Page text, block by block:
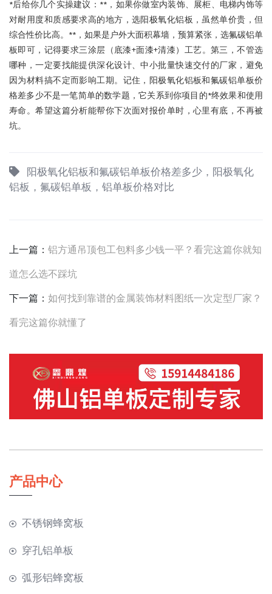
*后给你几个实操建议：**，如果你做室内装饰、展柜、电梯内饰等
对耐用度和质感要求高的地方，选阳极氧化铝板，虽然单价贵，但
综合性价比高。**，如果是户外大面积幕墙，预算紧张，选氟碳铝单
板即可，记得要求三涂层（底漆+面漆+清漆）工艺。第三，不管选
哪种，一定要找能提供深化设计、中小批量快速交付的厂家，避免
因为材料搞不定而影响工期。记住，阳极氧化铝板和氟碳铝单板价
格差多少不是一笔简单的数学题，它关系到你项目的*终效果和使用
寿命。希望这篇分析能帮你下次面对报价单时，心里有底，不再被
坑。
阳极氧化铝板和氟碳铝单板价格差多少，阳极氧化
铝板，氟碳铝单板，铝单板价格对比
上一篇： 铝方通吊顶包工包料多少钱一平？看完这篇你就知
道怎么选不踩坑
下一篇： 如何找到靠谱的金属装饰材料图纸一次定型厂家？
看完这篇你就懂了
产品中心
不锈钢蜂窝板
穿孔铝单板
弧形铝蜂窝板